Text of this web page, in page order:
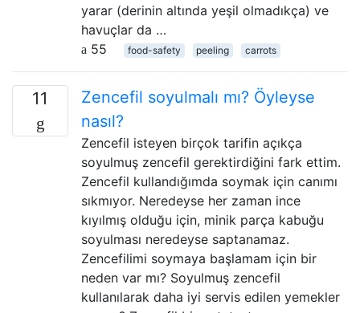
yarar (derinin altında yeşil olmadıkça) ve
havuçlar da …
55
food-safety peeling carrots
11
Zencefil soyulmalı mı? Öyleyse
nasıl?
Zencefil isteyen birçok tarifin açıkça
soyulmuş zencefil gerektirdiğini fark ettim.
Zencefil kullandığımda soymak için canımı
sıkmıyor. Neredeyse her zaman ince
kıyılmış olduğu için, minik parça kabuğu
soyulması neredeyse saptanamaz.
Zencefilimi soymaya başlamam için bir
neden var mı? Soyulmuş zencefil
kullanılarak daha iyi servis edilen yemekler